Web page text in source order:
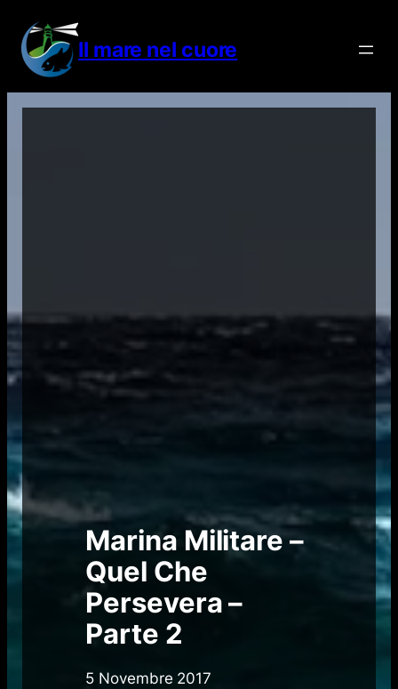
contenuto
Il mare nel cuore
Marina Militare –
Quel Che
Persevera –
Parte 2
5 Novembre 2017